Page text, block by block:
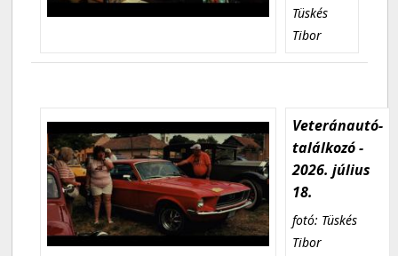
Tüskés
Tibor
Veteránautó-
találkozó -
2026. július
18.
fotó: Tüskés
Tibor